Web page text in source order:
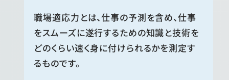
職場適応力とは、仕事の予測を含め、仕事
をスムーズに遂行するための知識と技術を
どのくらい速く身に付けられるかを測定す
るものです。